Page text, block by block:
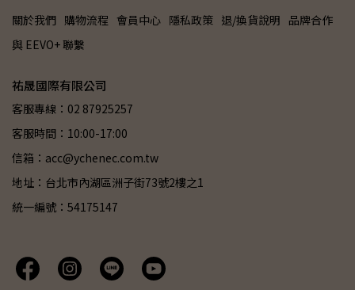
關於我們 購物流程 會員中心 隱私政策 退/換貨說明 品牌合作
與 EEVO+ 聯繫
祐晟國際有限公司
客服專線：02 87925257
客服時間：10:00-17:00
信箱：acc@ychenec.com.tw
地址：台北市內湖區洲子街73號2樓之1
統一編號：54175147